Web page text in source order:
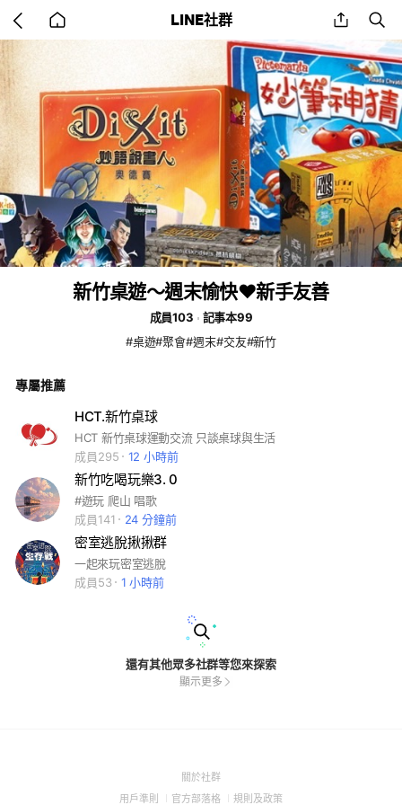
back
to
LINE社群 share
新竹桌遊～週末愉快❤️新手友善
成員103
記事本99
#桌遊#聚會#週末#交友#新竹
專屬推薦
HCT.新竹桌球
HCT 新竹桌球運動交流 只談桌球與生活
成員295
12 小時前
新竹吃喝玩樂3. 0
#遊玩 爬山 唱歌
成員141
24 分鐘前
密室逃脫揪揪群
一起來玩密室逃脫
成員53
1 小時前
還有其他眾多社群等您來探索
顯示更多
關於社群(Open
用戶準則 (Open
官方部落格 (Open
規則及政策(Open